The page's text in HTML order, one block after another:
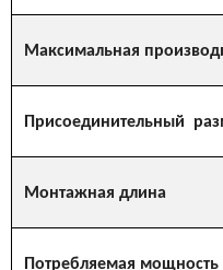
Максимальная
Присоединительный
Монтажная длина
Потребляемая мощность